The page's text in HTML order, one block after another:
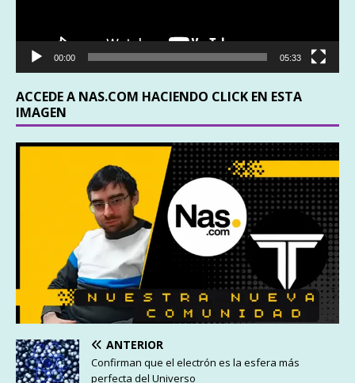
00:00 05:33
ACCEDE A NAS.COM HACIENDO CLICK EN ESTA
IMAGEN
ANTERIOR
Confirman que el electrón es la esfera más
perfecta del Universo